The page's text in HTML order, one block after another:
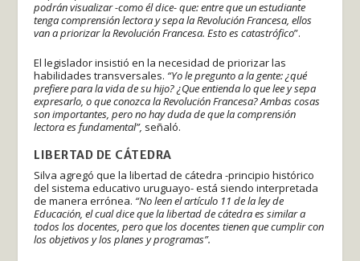
podrán visualizar -como él dice- que: entre que un estudiante
tenga comprensión lectora y sepa la Revolución Francesa, ellos
van a priorizar la Revolución Francesa. Esto es catastrófico”.
El legislador insistió en la necesidad de priorizar las
habilidades transversales. “Yo le pregunto a la gente: ¿qué
prefiere para la vida de su hijo? ¿Que entienda lo que lee y sepa
expresarlo, o que conozca la Revolución Francesa? Ambas cosas
son importantes, pero no hay duda de que la comprensión
lectora es fundamental”, señaló.
LIBERTAD DE CÁTEDRA
Silva agregó que la libertad de cátedra -principio histórico
del sistema educativo uruguayo- está siendo interpretada
de manera errónea. “No leen el artículo 11 de la ley de
Educación, el cual dice que la libertad de cátedra es similar a
todos los docentes, pero que los docentes tienen que cumplir con
los objetivos y los planes y programas”.